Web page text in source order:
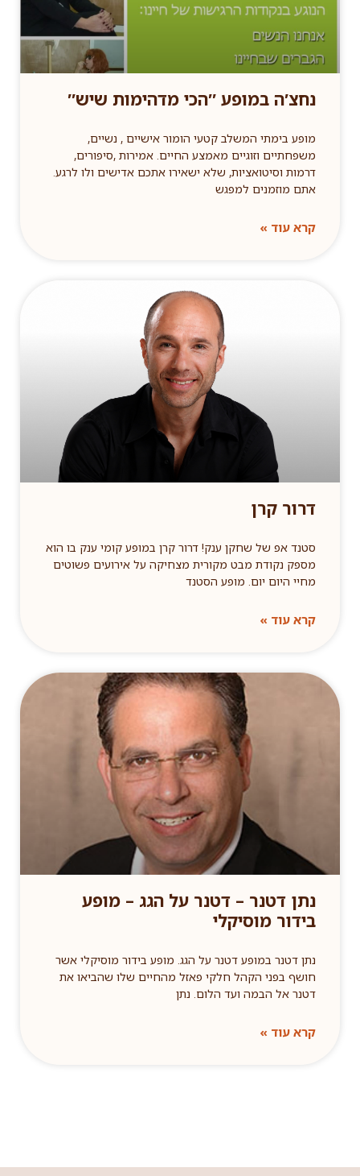
נחצ′ה במופע ″הכי מדהימות שיש″
מופע בימתי המשלב קטעי הומור אישיים , נשיים,
משפחתיים וזוגיים מאמצע החיים. אמירות ,סיפורים,
דרמות וסיטואציות, שלא ישאירו אתכם אדישים ולו לרגע.
אתם מוזמנים למפגש
קרא עוד »
דרור קרן
סטנד אפ של שחקן ענק! דרור קרן במופע קומי ענק בו הוא
מספק נקודת מבט מקורית מצחיקה על אירועים פשוטים
מחיי היום יום. מופע הסטנד
קרא עוד »
נתן דטנר – דטנר על הגג – מופע
בידור מוסיקלי
נתן דטנר במופע דטנר על הגג. מופע בידור מוסיקלי אשר
חושף בפני הקהל חלקי פאזל מהחיים שלו שהביאו את
דטנר אל הבמה ועד הלום. נתן
קרא עוד »